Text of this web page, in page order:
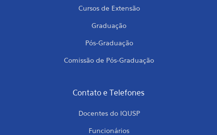
Cursos de Extensão
Graduação
Pós-Graduação
Comissão de Pós-Graduação
Contato e Telefones
Docentes do IQUSP
Funcionários